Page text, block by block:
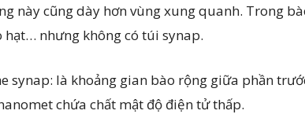
này cũng dày hơn vùng xung quanh. Trong
hạt… nhưng không có túi synap.
synap: là khoảng gian bào rộng giữa phần
chứa chất mật độ điện tử thấp.